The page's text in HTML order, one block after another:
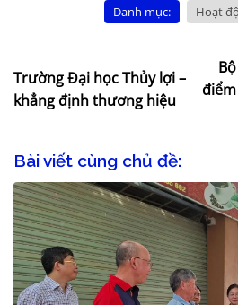
Danh mục: Hoạt
Trường Đại học Thủy lợi –
khẳng định thương hiệu
Bài viết cùng chủ đề: